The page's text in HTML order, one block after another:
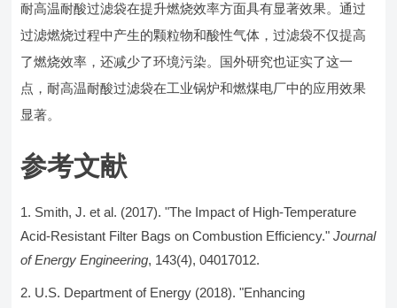
耐高温耐酸过滤袋在提升燃烧效率方面具有显著效果。通过
过滤燃烧过程中产生的颗粒物和酸性气体，过滤袋不仅提高
了燃烧效率，还减少了环境污染。国外研究也证实了这一
点，耐高温耐酸过滤袋在工业锅炉和燃煤电厂中的应用效果
显著。
参考文献
Smith, J. et al. (2017). "The Impact of High-Temperature
Acid-Resistant Filter Bags on Combustion Efficiency."Journal
of Energy Engineering, 143(4), 04017012.
U.S. Department of Energy (2018). "Enhancing